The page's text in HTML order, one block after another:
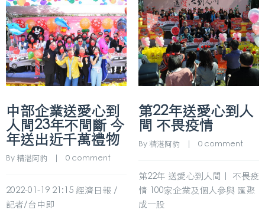
中部企業送愛心到
人間23年不間斷 今
年送出近千萬禮物
By 精湛阿豹 0 comment
2022-01-19 21:15 經濟日報 /
記者/台中即
第22年送愛心到人
間 不畏疫情
By 精湛阿豹 0 comment
第22年 送愛心到人間｜ 不畏疫
情 100家企業及個人參與 匯聚
成一股